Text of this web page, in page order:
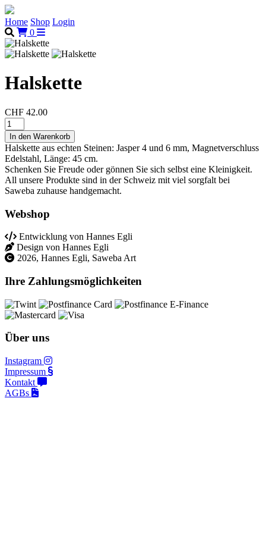
Home Shop Login
0
Halskette
CHF 42.00
Halskette aus echten Steinen: Jasper 4 und 6 mm, Magnetverschluss
Edelstahl, Länge: 45 cm.
Schenken Sie Freude oder gönnen Sie sich selbst eine Kleinigkeit.
All unsere Produkte sind in der Schweiz mit viel sorgfalt bei
Saweba zuhause handgemacht.
Webshop
Entwicklung von Hannes Egli
Design von Hannes Egli
2026, Hannes Egli, Saweba Art
Ihre Zahlungsmöglichkeiten
Über uns
Instagram
Impressum
Kontakt
AGBs